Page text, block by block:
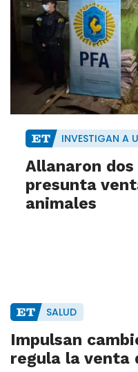
INVESTIGAN A
Allanaron
presunta
animales
SALUD
Impulsan
regula la venta